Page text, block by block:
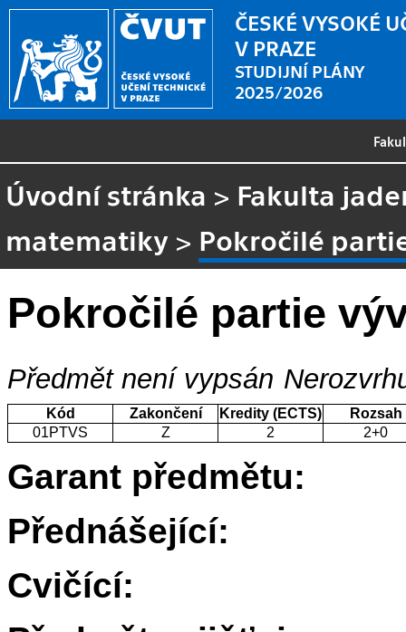
ČESKÉ VYSOKÉ
V PRAZE
STUDIJNÍ PLÁNY
2025/2026
Úvodní stránka > Fakulta
matematiky > Pokročilé
Pokročilé partie
Předmět není vypsán
Kód Zakončení Kredity (ECTS)
Rozsah
01PTVS
Z 2 2+0
Garant předmětu:
Přednášející:
Cvičící: